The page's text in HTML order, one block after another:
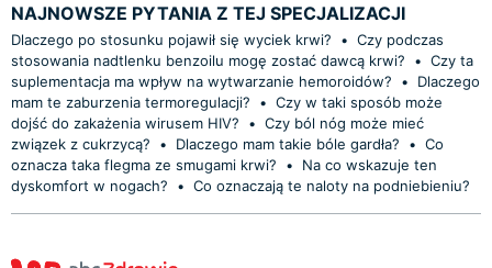
NAJNOWSZE PYTANIA Z TEJ SPECJALIZACJI
Dlaczego po stosunku pojawił się wyciek krwi? • Czy podczas
stosowania nadtlenku benzoilu mogę zostać dawcą krwi?
• Czy ta
suplementacja ma wpływ na wytwarzanie hemoroidów?
•
Dlaczego
mam te zaburzenia termoregulacji?
• Czy w taki sposób może
dojść do zakażenia wirusem HIV?
• Czy ból nóg może mieć
związek z cukrzycą?
• Dlaczego mam takie bóle gardła? • Co
oznacza taka flegma ze smugami krwi?
•
Na co wskazuje ten
dyskomfort w nogach?
• Co oznaczają te naloty na podniebieniu?